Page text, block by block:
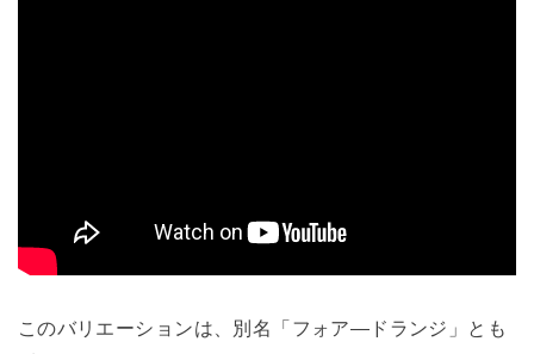
このバリエーションは、別名「フォア―ドランジ」とも